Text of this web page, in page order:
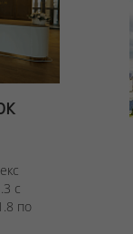
с
по